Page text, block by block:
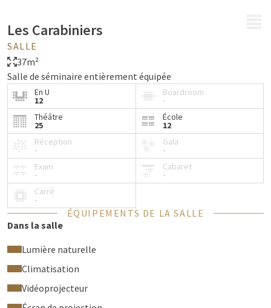
Les Carabiniers
SALLE
37m²
Salle de séminaire entièrement équipée
En U
12
Boardroom
-
Théâtre
25
École
12
Réception
-
Gala
-
Exam
-
Cabaret
-
Carré
-
ÉQUIPEMENTS DE LA SALLE
Dans la salle
Lumière naturelle
Climatisation
Vidéoprojecteur